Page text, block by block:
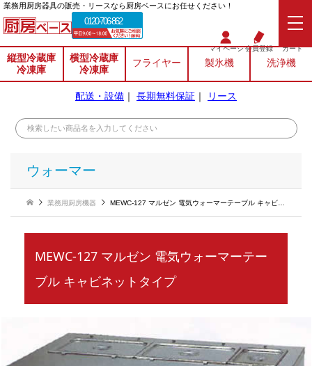
業務⽤厨房器具の販売・リースなら厨房ベースにお任せください！
0120-706-862
マイページ会員登録 カート
縦型冷蔵庫
冷凍庫
横型冷蔵庫
冷凍庫
フライヤー 製氷機 洗浄機
配送・設備 ｜ 長期無料保証 ｜ リース
ウォーマー
業務用厨房機器 MEWC-127 マルゼン 電気ウォーマーテーブル キャビネットタイプ
MEWC-127 マルゼン 電気ウォーマーテー
ブル キャビネットタイプ